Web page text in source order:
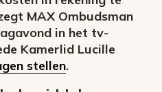
MAX Ombudsman
in het tv-
Kamerlid Lucille
stellen.